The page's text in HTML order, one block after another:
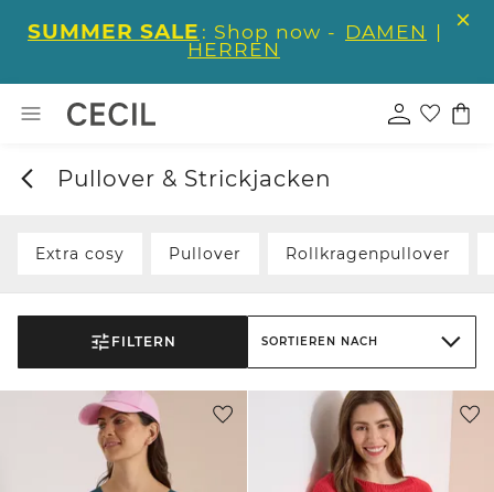
SUMMER SALE : Shop now - DAMEN |
HERREN
Pullover & Strickjacken
Extra cosy Pullover Rollkragenpullover
FILTERN SORTIEREN NACH